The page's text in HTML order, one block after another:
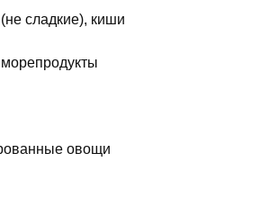
сладкие), киши
овощи